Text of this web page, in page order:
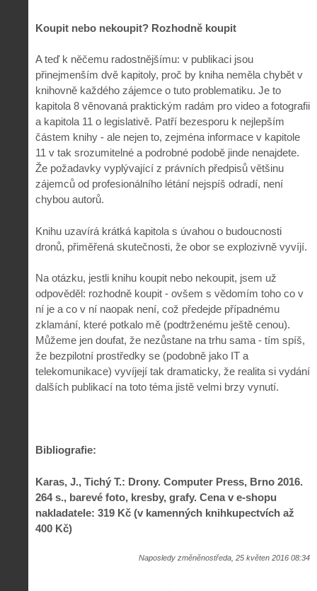
Koupit nebo nekoupit? Rozhodně koupit
A teď k něčemu radostnějšímu: v publikaci jsou
přinejmenším dvě kapitoly, proč by kniha neměla chybět v
knihovně každého zájemce o tuto problematiku. Je to
kapitola 8 věnovaná praktickým radám pro video a fotografii
a kapitola 11 o legislativě. Patří bezesporu k nejlepším
částem knihy - ale nejen to, zejména informace v kapitole
11 v tak srozumitelné a podrobné podobě jinde nenajdete.
Že požadavky vyplývající z právních předpisů většinu
zájemců od profesionálního létání nejspíš odradí, není
chybou autorů.
Knihu uzavírá krátká kapitola s úvahou o budoucnosti
dronů, přiměřená skutečnosti, že obor se explozivně vyvíjí.
Na otázku, jestli knihu koupit nebo nekoupit, jsem už
odpověděl: rozhodně koupit - ovšem s vědomím toho co v
ní je a co v ní naopak není, což předejde případnému
zklamání, které potkalo mě (podtrženému ještě cenou).
Můžeme jen doufat, že nezůstane na trhu sama - tím spíš,
že bezpilotní prostředky se (podobně jako IT a
telekomunikace) vyvíjejí tak dramaticky, že realita si vydání
dalších publikací na toto téma jistě velmi brzy vynutí.
Bibliografie:
Karas, J., Tichý T.: Drony. Computer Press, Brno 2016.
264 s., barevé foto, kresby, grafy. Cena v e-shopu
nakladatele: 319 Kč (v kamenných knihkupectvích až
400 Kč)
Naposledy změněnostředa, 25 květen 2016 08:34